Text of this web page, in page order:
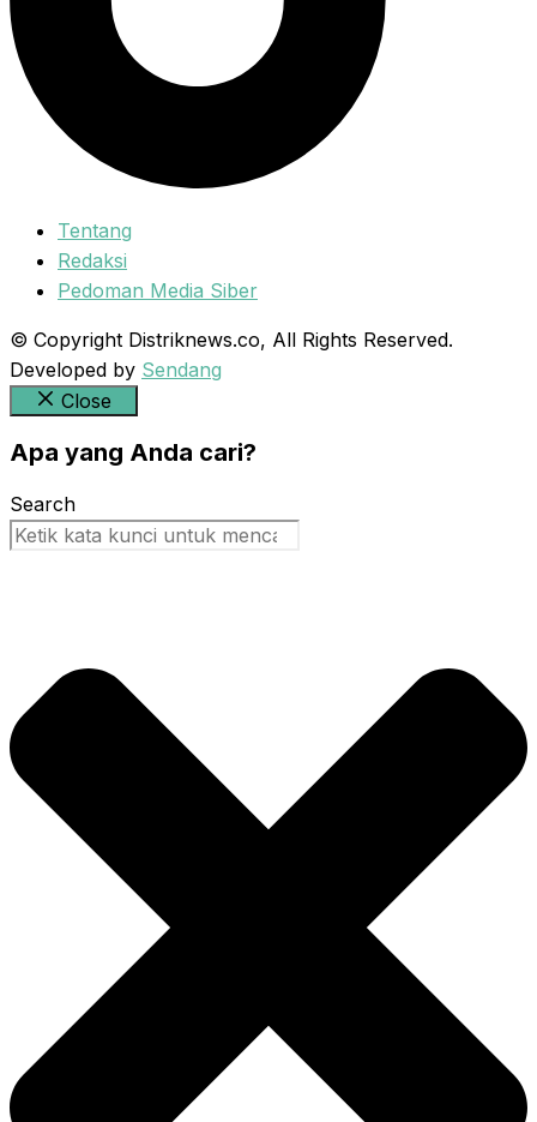
Tentang
Redaksi
Pedoman Media Siber
© Copyright Distriknews.co, All Rights Reserved.
Developed by Sendang
Close
Apa yang Anda cari?
Search